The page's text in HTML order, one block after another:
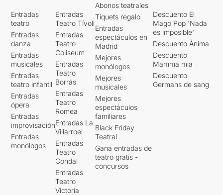
Entradas
teatro
Entradas
danza
Entradas
musicales
Entradas
teatro infantil
Entradas
ópera
Entradas
improvisación
Entradas
monólogos
Entradas
Teatro Tívoli
Entradas
Teatro
Coliseum
Entradas
Teatro
Borrás
Entradas
Teatro
Romea
Entradas La
Villarroel
Entradas
Teatro
Condal
Entradas
Teatro
Victòria
Abonos teatrales
Tiquets regalo
Entradas
espectáculos en
Madrid
Mejores
monólogos
Mejores
musicales
Mejores
espectáculos
familiares
Black Friday
Teatral
Gana entradas de
teatro gratis -
concursos
Descuento El
Mago Pop 'Nada
es imposible'
Descuento Ànima
Descuento
Mamma mia
Descuento
Germans de sang